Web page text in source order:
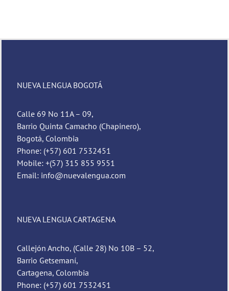
NUEVA LENGUA BOGOTÁ
Calle 69 No 11A – 09,
Barrio Quinta Camacho (Chapinero),
Bogotá, Colombia
Phone: (+57) 601 7532451
Mobile: +(57) 315 855 9551
Email: info@nuevalengua.com
NUEVA LENGUA CARTAGENA
Callejón Ancho, (Calle 28) No 10B – 52,
Barrio Getsemaní,
Cartagena, Colombia
Phone: (+57) 601 7532451